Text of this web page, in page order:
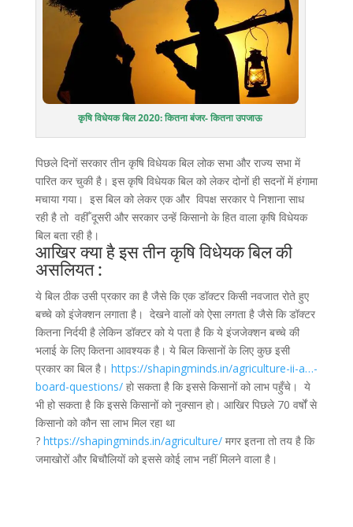
कृषि विधेयक बिल 2020: कितना बंजर- कितना उपजाऊ
पिछले दिनों सरकार तीन कृषि विधेयक बिल लोक सभा और राज्य सभा में
पारित कर चुकी है। इस कृषि विधेयक बिल को लेकर दोनों ही सदनों में हंगामा
मचाया गया। इस बिल को लेकर एक और विपक्ष सरकार पे निशाना साध
रही है तो वहीँ दूसरी और सरकार उन्हें किसानो के हित वाला कृषि विधेयक
बिल बता रही है।
आखिर क्या है इस तीन कृषि विधेयक बिल की
असलियत :
ये बिल ठीक उसी प्रकार का है जैसे कि एक डॉक्टर किसी नवजात रोते हुए
बच्चे को इंजेक्शन लगाता है। देखने वालों को ऐसा लगता है जैसे कि डॉक्टर
कितना निर्दयी है लेकिन डॉक्टर को ये पता है कि ये इंजजेक्शन बच्चे की
भलाई के लिए कितना आवश्यक है। ये बिल किसानों के लिए कुछ इसी
प्रकार का बिल है। https://shapingminds.in/agriculture-ii-a…-
board-questions/हो सकता है कि इससे किसानों को लाभ पहुँचे। ये
भी हो सकता है कि इससे किसानों को नुक्सान हो। आखिर पिछले 70 वर्षों से
किसानो को कौन सा लाभ मिल रहा था
? https://shapingminds.in/agriculture/मगर इतना तो तय है कि
जमाखोरों और बिचौलियों को इससे कोई लाभ नहीं मिलने वाला है।